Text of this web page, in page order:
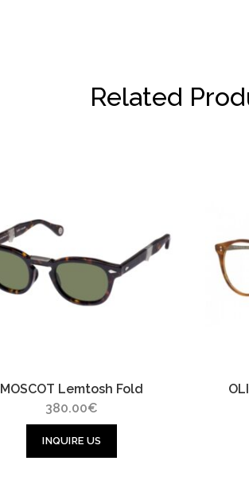
Related
MOSCOT Lemtosh Fold
380.00€
INQUIRE US